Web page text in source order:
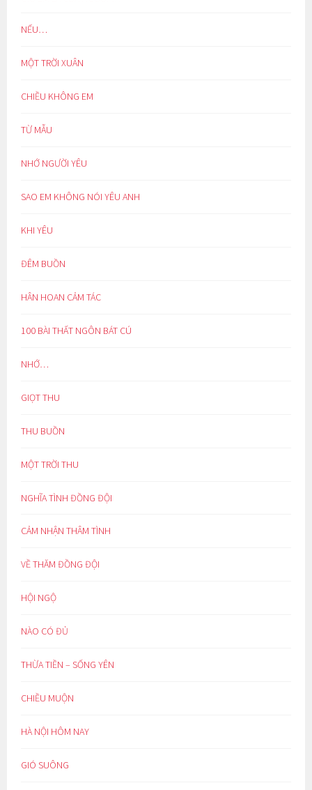
NẾU…
MỘT TRỜI XUÂN
CHIỀU KHÔNG EM
TỪ MẪU
NHỚ NGƯỜI YÊU
SAO EM KHÔNG NÓI YÊU ANH
KHI YÊU
ĐÊM BUỒN
HÂN HOAN CẢM TÁC
100 BÀI THẤT NGÔN BÁT CÚ
NHỚ…
GIỌT THU
THU BUỒN
MỘT TRỜI THU
NGHĨA TÌNH ĐỒNG ĐỘI
CẢM NHẬN THÂM TÌNH
VỀ THĂM ĐỒNG ĐỘI
HỘI NGỘ
NÀO CÓ ĐỦ
THỪA TIỀN – SỐNG YÊN
CHIỀU MUỘN
HÀ NỘI HÔM NAY
GIÓ SUÔNG